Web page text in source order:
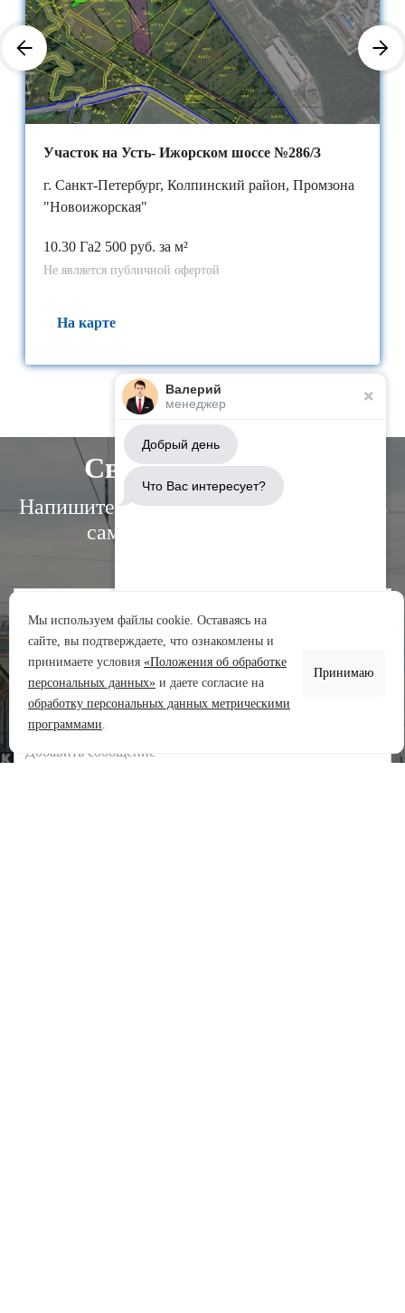
Участок на Усть- Ижорском шоссе №286/3
г. Санкт-Петербург, Колпинский район, Промзона
"Новоижорская"
10.30 Га2 500 руб. за м²
Не является публичной офертой
На карте
Свяжитесь с нами
Напишите нам, и мы свяжемся с вами в
самое ближайшее время:
Валерий
менеджер
Добрый день
Что Вас интересует?
Аренда участков
Продажа участков
Задать вопрос
Мы используем файлы cookie. Оставаясь на
сайте, вы подтверждаете, что ознакомлены и
принимаете условия «Положения об обработке
персональных данных» и даете согласие на
обработку персональных данных метрическими
программами.
Принимаю